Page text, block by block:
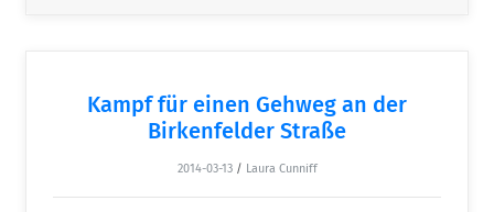
Kampf für einen Gehweg an der
Birkenfelder Straße
2014-03-13 / Laura Cunniff